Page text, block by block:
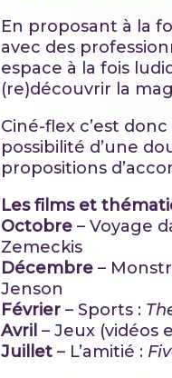
En proposant à la
avec des
espace à la fois
(re)découvrir la
Ciné-flex c’est
possibilité d’une
propositions
Les films et
Octobre – Voyage
Zemeckis
Décembre –
Jenson
Février – Sports :
Avril – Jeux (vidéos
Juillet – L’amitié :